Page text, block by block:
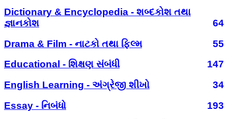
Dictionary & Encyclopedia - શબ્દકોશ તથા
જ્ઞાનકોશ
64
Drama & Film - નાટકો તથા ફિલ્મ
55
Educational - શિક્ષણ સંબંધી
147
English Learning - અંગ્રેજી શીખો
34
Essay - નિબંધો
193